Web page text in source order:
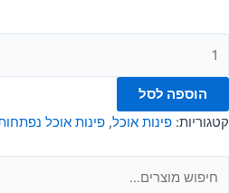
הוספה לסל
קטגוריות: פינות אוכל, פינות אוכל